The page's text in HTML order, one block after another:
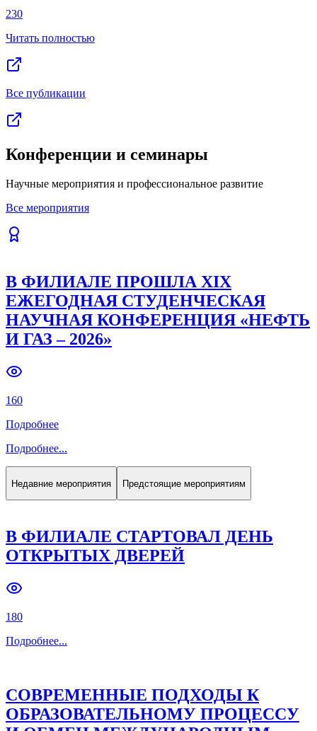
230
Читать полностью
Все публикации
Конференции и семинары
Научные мероприятия и профессиональное развитие
Все мероприятия
В ФИЛИАЛЕ ПРОШЛА XIX
ЕЖЕГОДНАЯ СТУДЕНЧЕСКАЯ
НАУЧНАЯ КОНФЕРЕНЦИЯ «НЕФТЬ
И ГАЗ – 2026»
160
Подробнее
Подробнее...
Недавние мероприятия Предстоящие мероприятиям
В ФИЛИАЛЕ СТАРТОВАЛ ДЕНЬ
ОТКРЫТЫХ ДВЕРЕЙ
180
Подробнее...
СОВРЕМЕННЫЕ ПОДХОДЫ К
ОБРАЗОВАТЕЛЬНОМУ ПРОЦЕССУ